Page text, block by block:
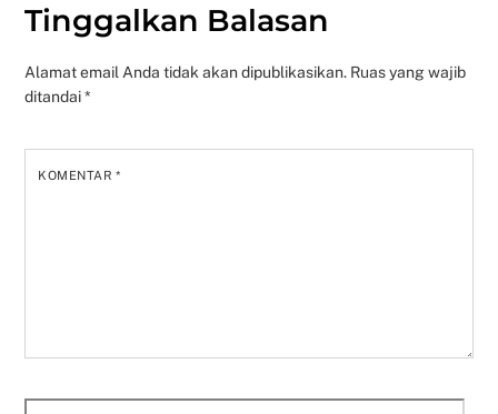
Tinggalkan Balasan
Alamat email Anda tidak akan dipublikasikan. Ruas yang wajib
ditandai*
KOMENTAR*